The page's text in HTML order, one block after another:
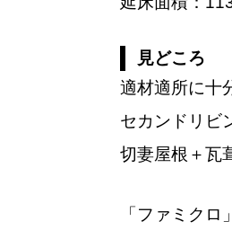
見どころ
適材適所に十
セカンドリビ
切妻屋根＋瓦
「ファミクロ」